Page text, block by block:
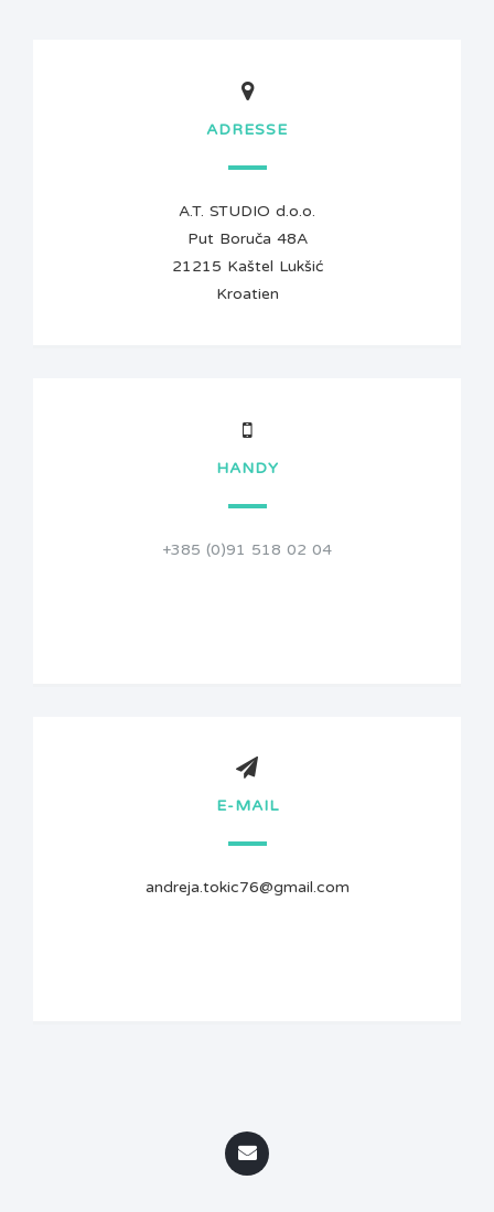
ADRESSE
A.T. STUDIO d.o.o.
Put Boruča 48A
21215 Kaštel Lukšić
Kroatien
HANDY
+385 (0)91 518 02 04
E-MAIL
andreja.tokic76@gmail.com